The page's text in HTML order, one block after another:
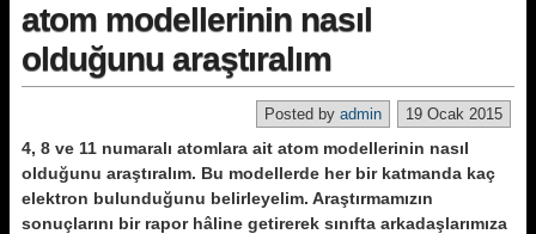
atom modellerinin nasıl
olduğunu araştıralım
19 Ocak 2015
Posted by admin
4, 8 ve 11 numaralı atomlara ait atom modellerinin nasıl
olduğunu araştıralım. Bu modellerde her bir katmanda kaç
elektron bulunduğunu belirleyelim. Araştırmamızın
sonuçlarını bir rapor hâline getirerek sınıfta arkadaşlarımıza